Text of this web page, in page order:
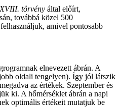
törvény által előírt,
továbbá közel 500
amivel pontosabb
elnevezett ábrán. A
oldali tengelyen). Így jól látszik
az értékek. Szeptember és
ki. A hőmérséklet ábrán a napi
optimális értékeit mutatjuk be